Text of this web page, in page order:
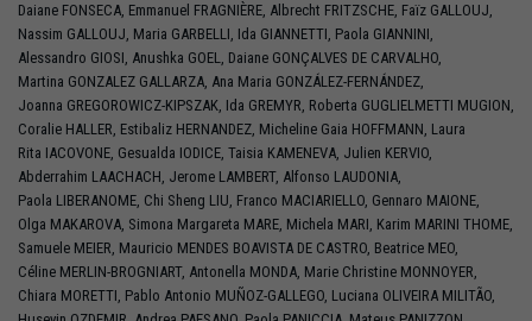
Daiane FONSECA, Emmanuel FRAGNIÈRE, Albrecht FRITZSCHE, Faïz GALLOUJ,
Nassim GALLOUJ, Maria GARBELLI, Ida GIANNETTI, Paola GIANNINI,
Alessandro GIOSI, Anushka GOEL, Daiane GONÇALVES DE CARVALHO,
Martina GONZALEZ GALLARZA, Ana Maria GONZÁLEZ-FERNÁNDEZ,
Joanna GREGOROWICZ-KIPSZAK, Ida GREMYR, Roberta GUGLIELMETTI MUGION,
Coralie HALLER, Estibaliz HERNANDEZ, Micheline Gaia HOFFMANN, Laura
Rita IACOVONE, Gesualda IODICE, Taisia KAMENEVA, Julien KERVIO,
Abderrahim LAACHACH, Jerome LAMBERT, Alfonso LAUDONIA,
Paola LIBERANOME, Chi Sheng LIU, Franco MACIARIELLO, Gennaro MAIONE,
Olga MAKAROVA, Simona Margareta MARE, Michela MARI, Karim MARINI THOME,
Samuele MEIER, Mauricio MENDES BOAVISTA DE CASTRO, Beatrice MEO,
Céline MERLIN-BROGNIART, Antonella MONDA, Marie Christine MONNOYER,
Chiara MORETTI, Pablo Antonio MUÑOZ-GALLEGO, Luciana OLIVEIRA MILITÃO,